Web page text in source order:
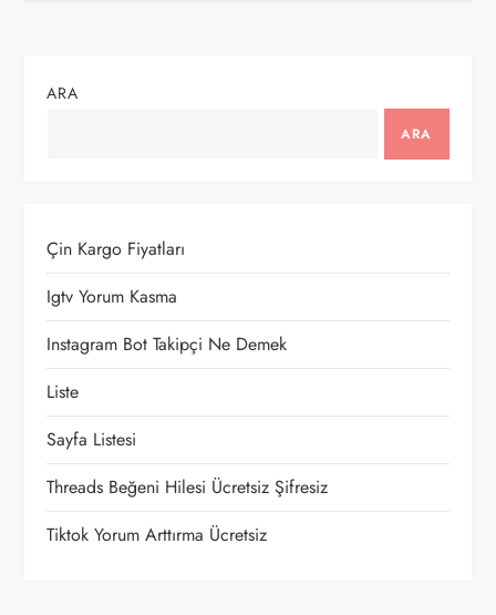
g
i
n
m
e
s
i
ARA
ARA
Çin Kargo Fiyatları
Igtv Yorum Kasma
Instagram Bot Takipçi Ne Demek
Liste
Sayfa Listesi
Threads Beğeni Hilesi Ücretsiz Şifresiz
Tiktok Yorum Arttırma Ücretsiz